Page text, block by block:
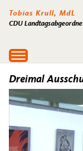
Tobias Krull, MdL
CDU
Toggle
navigation
Dreimal